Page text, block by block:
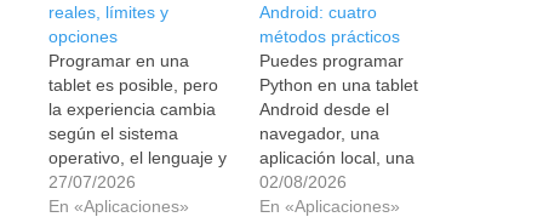
reales, límites y
opciones
Programar en una
tablet es posible, pero
la experiencia cambia
según el sistema
operativo, el lenguaje y
si trabajas de forma
local, web o remota.
27/07/2026
En «Aplicaciones»
Android: cuatro
métodos prácticos
Puedes programar
Python en una tablet
Android desde el
navegador, una
aplicación local, una
terminal o un equipo
remoto. Te explicamos
02/08/2026
En «Aplicaciones»